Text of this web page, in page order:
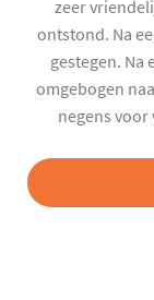
zeer
ontstond. Na
gestegen. Na
omgebogen
negens